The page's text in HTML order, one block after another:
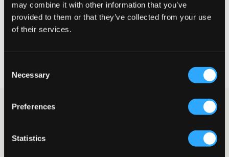
may combine it with other information that you’ve
provided to them or that they’ve collected from your use
of their services.
Selection
Necessary
Preferences
Statistics
VELG EN STØRRELSE
Retur- og bytterett i 60 dager
Fin skjørt fra D-xel. Skjørtet har folder og er lett utsvingt med
justerbar strikk i midjen. Dette skjørtet kan du både pynte opp
overdel.